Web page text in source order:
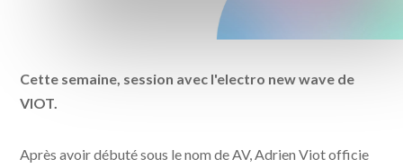
Cette semaine, session avec l'electro new wave de
VIOT.
Après avoir débuté sous le nom de AV, Adrien Viot officie